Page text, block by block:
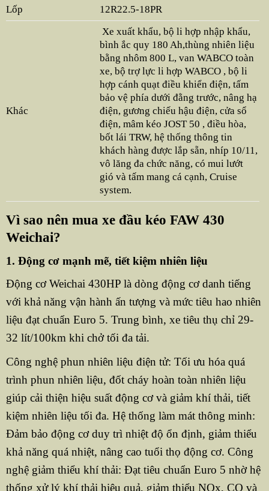
Lốp 12R22.5-18PR
Khác
Xe xuất khẩu, bộ li hợp nhập khẩu,
bình ắc quy 180 Ah,thùng nhiên liệu
bằng nhôm 800 L, van WABCO toàn
xe, bộ trợ lực li hợp WABCO , bộ li
hợp cánh quạt điều khiển điện, tấm
bảo vệ phía dưới đằng trước, nâng hạ
điện, gương chiếu hậu điện, cửa sổ
điện, mâm kéo JOST 50 , điều hòa,
bốt lái TRW, hệ thống thông tin
khách hàng được lắp sẵn, nhíp 10/11,
vô lăng đa chức năng, có mui lướt
gió và tấm mang cá cạnh, Cruise
system.
Vì sao nên mua xe đầu kéo FAW 430
Weichai?
1. Động cơ mạnh mẽ, tiết kiệm nhiên liệu
Động cơ Weichai 430HP là dòng động cơ danh tiếng
với khả năng vận hành ấn tượng và mức tiêu hao nhiên
liệu đạt chuẩn Euro 5. Trung bình, xe tiêu thụ chỉ 29-
32 lít/100km khi chở tối đa tải.
Công nghệ phun nhiên liệu điện tử: Tối ưu hóa quá
trình phun nhiên liệu, đốt cháy hoàn toàn nhiên liệu
giúp cải thiện hiệu suất động cơ và giảm khí thải, tiết
kiệm nhiên liệu tối đa. Hệ thống làm mát thông minh:
Đảm bảo động cơ duy trì nhiệt độ ổn định, giảm thiểu
khả năng quá nhiệt, nâng cao tuổi thọ động cơ. Công
nghệ giảm thiểu khí thải: Đạt tiêu chuẩn Euro 5 nhờ hệ
thống xử lý khí thải hiệu quả, giảm thiểu NOx, CO và